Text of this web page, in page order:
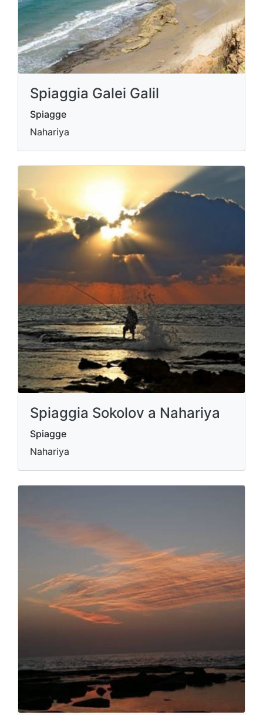
Spiaggia Galei Galil
Spiagge
Nahariya
Spiaggia Sokolov a Nahariya
Spiagge
Nahariya